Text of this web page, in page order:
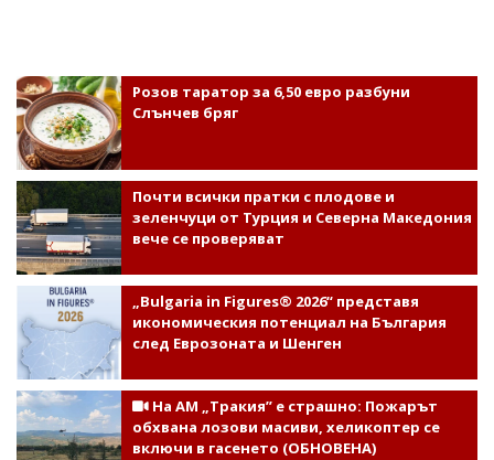
Розов таратор за 6,50 евро разбуни
Слънчев бряг
Почти всички пратки с плодове и
зеленчуци от Турция и Северна Македония
вече се проверяват
„Bulgaria in Figures® 2026“ представя
икономическия потенциал на България
след Еврозоната и Шенген
На АМ „Тракия” е страшно: Пожарът
обхвана лозови масиви, хеликоптер се
включи в гасенето (ОБНОВЕНА)